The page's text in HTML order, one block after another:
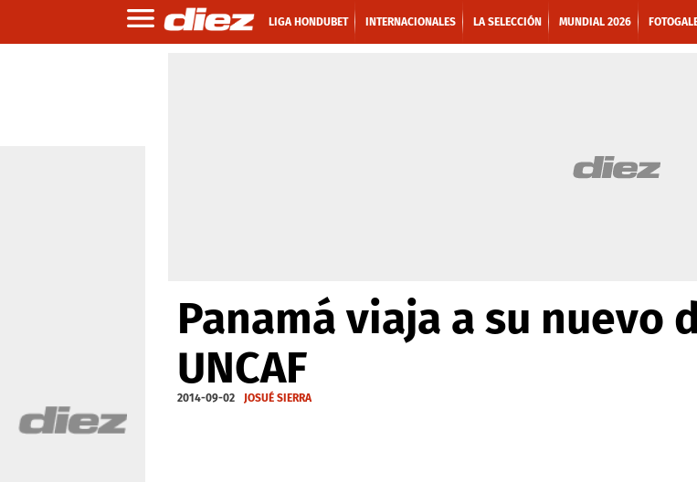
LIGA HONDUBET INTERNACIONALES LA SELECCIÓN MUNDIAL 2026
Panamá viaja a su nuevo
UNCAF
2014-09-02 JOSUÉ SIERRA